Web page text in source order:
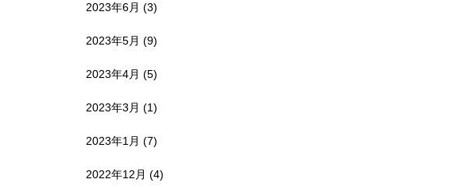
2023年6月 (3)
2023年5月 (9)
2023年4月 (5)
2023年3月 (1)
2023年1月 (7)
2022年12月 (4)